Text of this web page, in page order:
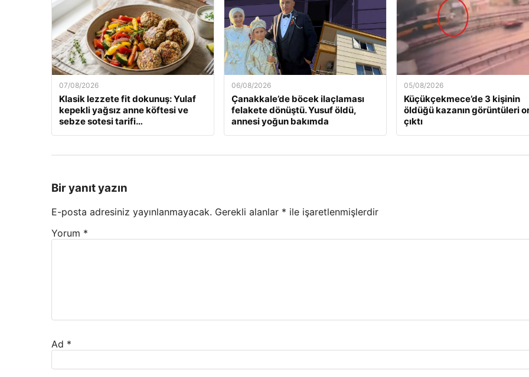
07/08/2026
Klasik lezzete fit dokunuş: Yulaf
kepekli yağsız anne köftesi ve
sebze sotesi tarifi…
06/08/2026
Çanakkale’de böcek ilaçlaması
felakete dönüştü. Yusuf öldü,
annesi yoğun bakımda
05/08/2026
Küçükçekmece’de 3 kişinin
öldüğü kazanın görüntüleri
çıktı
Bir yanıt yazın
E-posta adresiniz yayınlanmayacak. Gerekli alanlar * ile işaretlenmişlerdir
Yorum *
Ad *